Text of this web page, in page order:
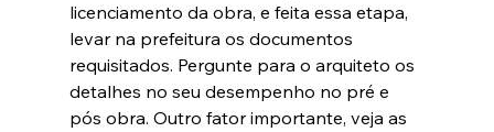
licenciamento da obra, e feita essa etapa,
levar na prefeitura os documentos
requisitados. Pergunte para o arquiteto os
detalhes no seu desempenho no pré e
pós obra. Outro fator importante, veja as